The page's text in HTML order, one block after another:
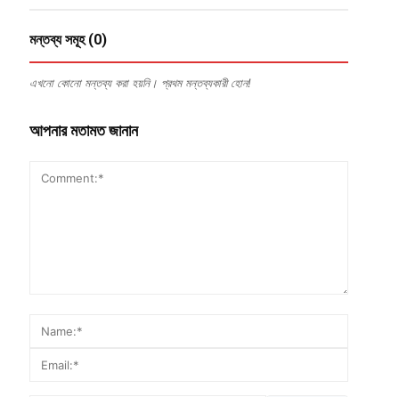
মন্তব্য সমূহ (0)
এখনো কোনো মন্তব্য করা হয়নি। প্রথম মন্তব্যকারী হোন!
আপনার মতামত জানান